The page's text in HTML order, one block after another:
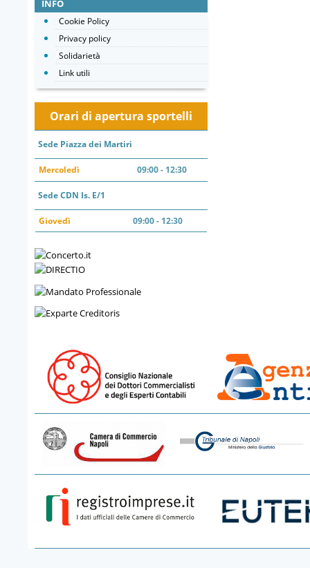
INFO
Cookie Policy
Privacy policy
Solidarietà
Link utili
Orari di apertura sportelli
Sede Piazza dei Martiri
Mercoledì 09:00 - 12:30
Sede CDN Is. E/1
Giovedì 09:00 - 12:30